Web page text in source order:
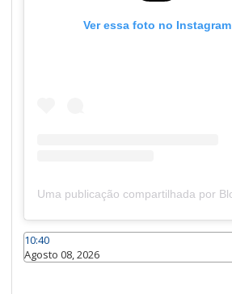
Ver essa foto no Instagram
10:40
Agosto 08, 2026